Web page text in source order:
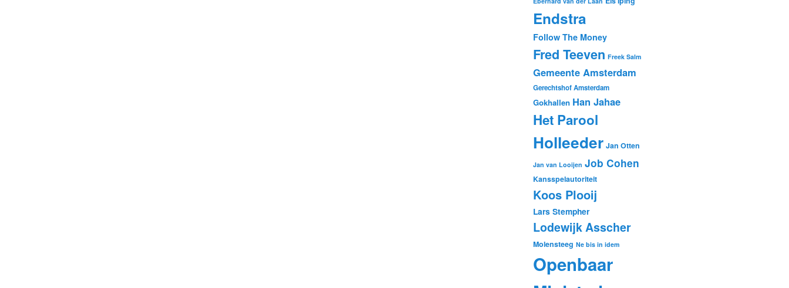
Endstra
Follow The Money
Fred Teeven Freek Salm
Gemeente Amsterdam
Gerechtshof Amsterdam
Gokhallen Han Jahae
Het Parool
Holleeder Jan Otten
Jan van Looijen Job Cohen
Kansspelautoriteit
Koos Plooij
Lars Stempher
Lodewijk Asscher
Molensteeg Ne bis in idem
Openbaar